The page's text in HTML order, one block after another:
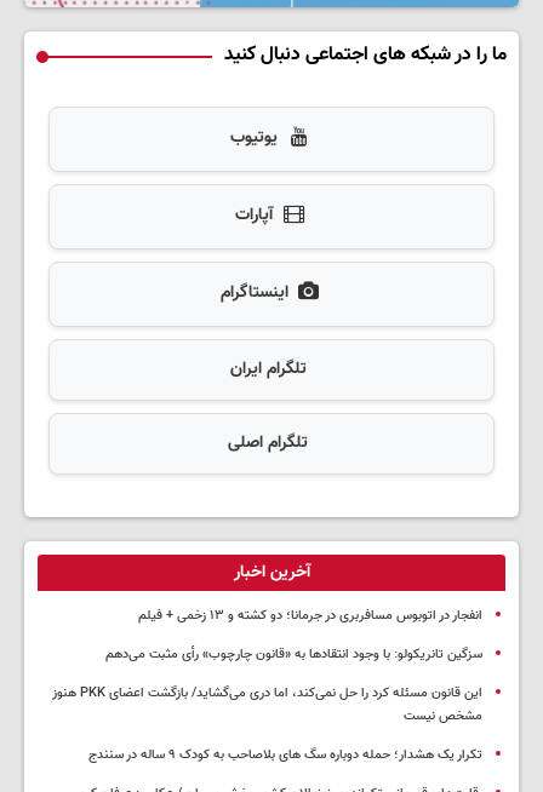
ما را در شبکه های اجتماعی دنبال کنید
یوتیوب
آپارات
اینستاگرام
تلگرام ایران
تلگرام اصلی
آخرین اخبار
انفجار در اتوبوس مسافربری در جرمانا؛ دو کشته و ۱۳ زخمی + فیلم
سزگین تانریکولو: با وجود انتقادها به «قانون چارچوب» رأی مثبت می‌دهم
این قانون مسئله کرد را حل نمی‌کند، اما دری می‌گشاید/ بازگشت اعضای PKK هنوز
مشخص نیست
تکرار یک هشدار؛ حمله دوباره سگ های بلاصاحب به کودک ۹ ساله در سنندج